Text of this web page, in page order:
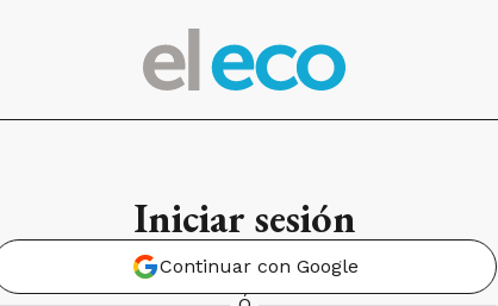
Iniciar sesión
Continuar con Google